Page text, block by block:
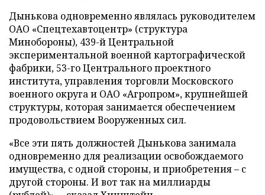
Дынькова одновременно являлась руководителем
ОАО «Спецтехавтоцентр» (структура
Минобороны), 439-й Центральной
экспериментальной военной картографической
фабрики, 53-го Центрального проектного
института, управления торговли Московского
военного округа и ОАО «Агропром», крупнейшей
структуры, которая занимается обеспечением
продовольствием Вооруженных сил.
«Все эти пять должностей Дынькова занимала
одновременно для реализации освобождаемого
имущества, с одной стороны, и приобретения – с
другой стороны. И вот так на миллиарды